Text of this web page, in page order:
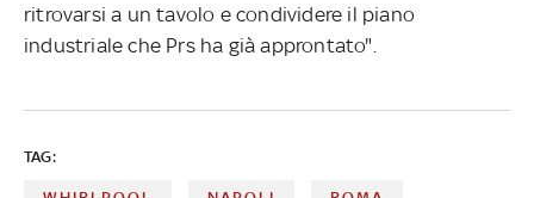
ritrovarsi a un tavolo e condividere il piano
industriale che Prs ha già approntato".
TAG: